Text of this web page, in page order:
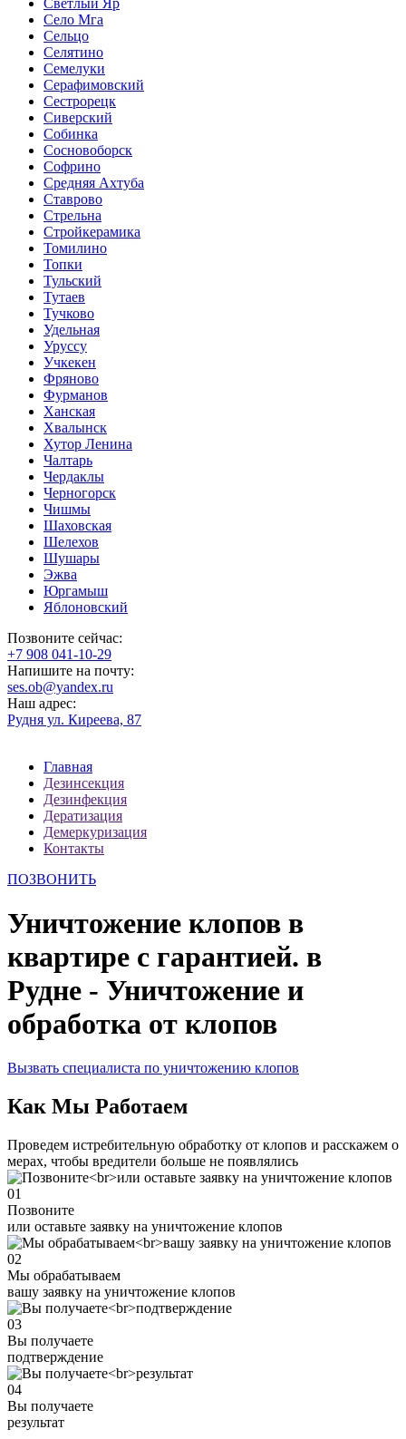
Село Мга
Сельцо
Селятино
Семелуки
Серафимовский
Сестрорецк
Сиверский
Собинка
Сосновоборск
Софрино
Средняя Ахтуба
Ставрово
Стрельна
Стройкерамика
Томилино
Топки
Тульский
Тутаев
Тучково
Удельная
Уруссу
Учкекен
Фряново
Фурманов
Ханская
Хвалынск
Хутор Ленина
Чалтарь
Чердаклы
Черногорск
Чишмы
Шаховская
Шелехов
Шушары
Эжва
Юргамыш
Яблоновский
Позвоните сейчас:
‪+7 908 041-10-29
Напишите на почту:
ses.ob@yandex.ru
Наш адрес:
Рудня ул. Киреева, 87
Главная
Дезинсекция
Дезинфекция
Дератизация
Демеркуризация
Контакты
ПОЗВОНИТЬ
Уничтожение клопов в
квартире с гарантией. в
Рудне - Уничтожение и
обработка от клопов
Вызвать специалиста по уничтожению клопов
Как Мы Работаем
Проведем истребительную обработку от клопов и расскажем о
мерах, чтобы вредители больше не появлялись
01
Позвоните
или оставьте заявку на уничтожение клопов
02
Мы обрабатываем
вашу заявку на уничтожение клопов
03
Вы получаете
подтверждение
04
Вы получаете
результат